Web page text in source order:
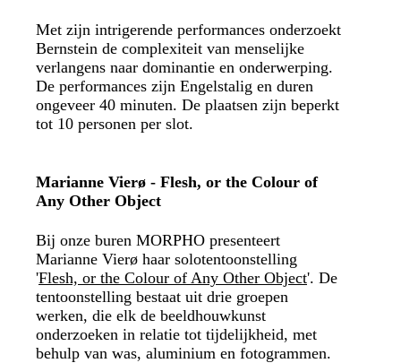
Met zijn intrigerende performances onderzoekt
Bernstein de complexiteit van menselijke
verlangens naar dominantie en onderwerping.
De performances zijn Engelstalig en duren
ongeveer 40 minuten. De plaatsen zijn beperkt
tot 10 personen per slot.
Marianne Vierø - Flesh, or the Colour of
Any Other Object
Bij onze buren MORPHO presenteert
Marianne Vierø haar solotentoonstelling
'Flesh, or the Colour of Any Other Object'. De
tentoonstelling bestaat uit drie groepen
werken, die elk de beeldhouwkunst
onderzoeken in relatie tot tijdelijkheid, met
behulp van was, aluminium en fotogrammen.